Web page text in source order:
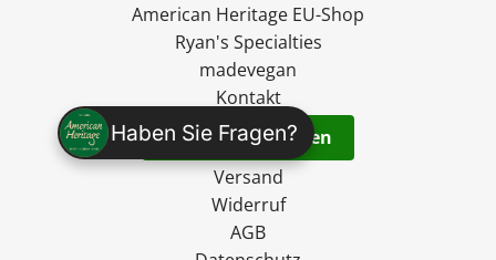
Haben Sie Fragen?
American Heritage EU-Shop
Ryan's Specialties
madevegan
Kontakt
Vertrag widerrufen
Versand
Widerruf
AGB